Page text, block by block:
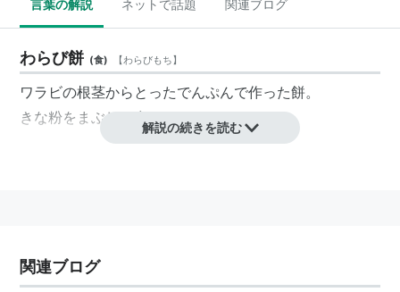
言葉の解説 ネットで話題 関連ブログ
わらび餅 (食) 【わらびもち】
ワラビの根茎からとったでんぷんで作った餅。
きな粉をまぶして食べる。
解説の続きを読む
関連ブログ